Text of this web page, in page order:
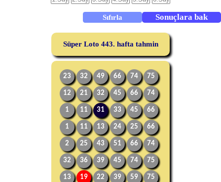
Süper Loto 443. hafta tahmin
23 32 49 66 74 75
12 21 32 45 66 74
1 11 31 33 45 66
1 11 13 24 25 66
2 25 43 51 66 74
32 36 39 45 74 75
13 19 22 39 59 75